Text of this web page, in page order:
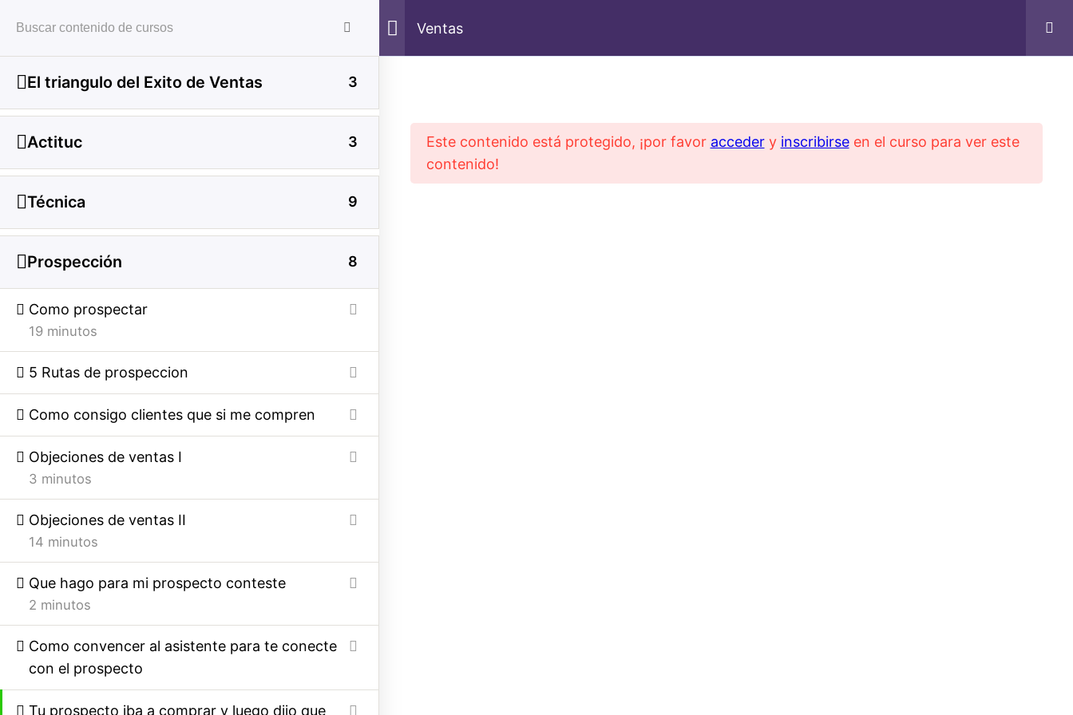
Soporte Dunamis Work Smart
Ventas
El triangulo del Exito de Ventas 3
Actituc 3
Técnica 9
Prospección 8
Como prospectar
19 minutos
5 Rutas de prospeccion
Como consigo clientes que si me compren
Objeciones de ventas I
3 minutos
Objeciones de ventas II
14 minutos
Que hago para mi prospecto conteste
2 minutos
Como convencer al asistente para te conecte
con el prospecto
Tu prospecto iba a comprar y luego dijo que
Este contenido está protegido, ¡por favor accedery inscribirseen el curso para ver este
contenido!
Soporte Dunamis Work Smart